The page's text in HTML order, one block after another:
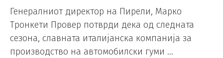
Генералниот директор на Пирели, Марко
Тронкети Провер потврди дека од следната
сезона, славната италијанска компанија за
производство на автомобилски гуми …